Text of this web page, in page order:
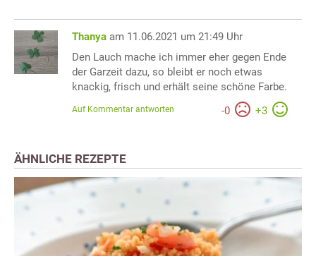
Thanya am 11.06.2021 um 21:49 Uhr
Den Lauch mache ich immer eher gegen Ende
der Garzeit dazu, so bleibt er noch etwas
knackig, frisch und erhält seine schöne Farbe.
-0 +3
Auf Kommentar antworten
ÄHNLICHE REZEPTE